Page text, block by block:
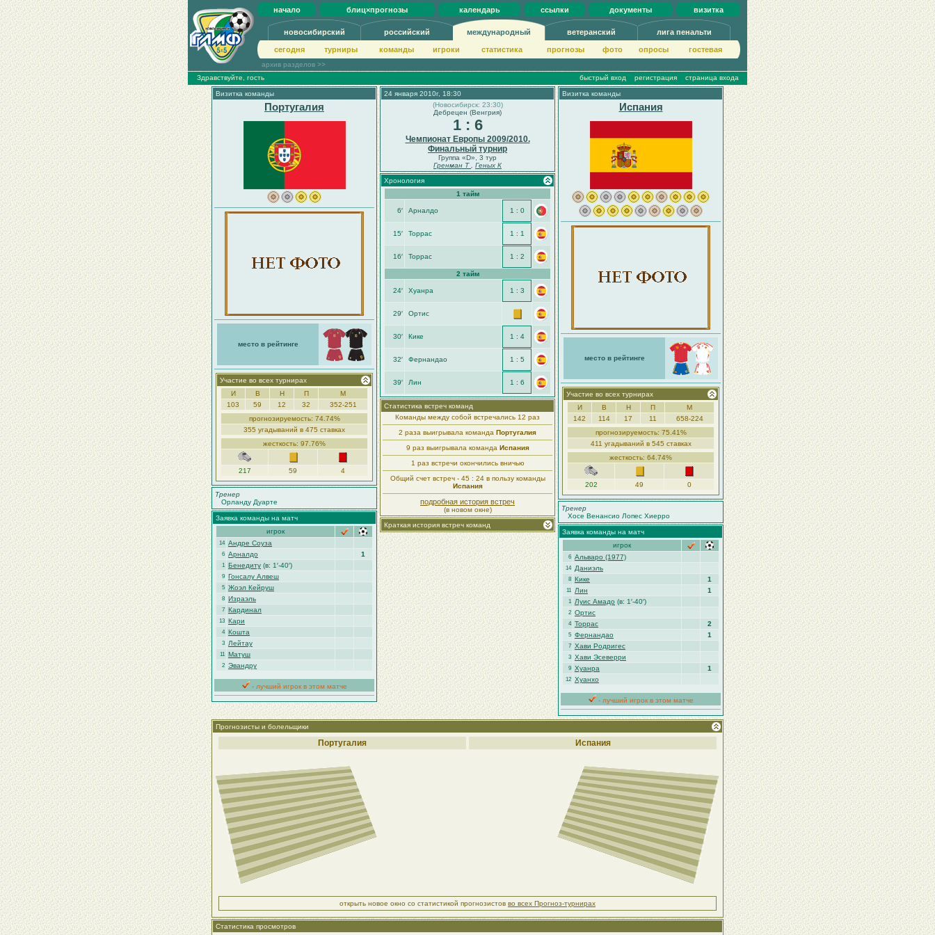
начало блиц×прогнозы календарь ссылки документы визитка
новосибирский российский международный ветеранский лига пенальти
сегодня турниры команды игроки статистика прогнозы фото опросы гoстeвая
архив разделов >>
Здравствуйте, гость
быстрый вход регистрация страница входа
Визитка команды
Португалия
место в рейтинге
Участие во всех турнирах
И
В Н П
М
103
59 12 32
352-251
прогнозируемость: 74.74%
355 угадываний в 475 ставках
жесткость: 97.76%
217 59 4
Тренер
Орланду Дуарте
Заявка команды на матч
игрок
14 Андре Соуза
6 Арналдо 1
1 Бенедиту (в: 1′-40′)
9 Гонсалу Алвеш
5 Жоэл Кейруш
8 Израэль
7 Кардинал
13 Кари
4 Кошта
3 Лейтау
11 Матуш
2 Эвандру
- лучший игрок в этом матче
24 января 2010г, 18:30
(Новосибирск: 23:30)
Дебрецен (Венгрия)
1 : 6
Чемпионат Европы 2009/2010.
Финальный турнир
Группа «D», 3 тур
Гренман Т
Геных К
Хронология
1 тайм
6′ Арналдо 1 : 0
15′ Торрас 1 : 1
16′ Торрас 1 : 2
2 тайм
24′ Хуанра 1 : 3
29′ Ортис
30′ Кике 1 : 4
32′ Фернандао 1 : 5
39′ Лин 1 : 6
Статистика встреч команд
Команды между собой встречались 12 раз
2 раза выигрывала команда Португалия
9 раз выигрывала команда Испания
1 раз встречи окончились вничью
Общий счет встреч - 45 : 24 в пользу команды
Испания
подробная история встреч
(в новом окне)
Краткая история встреч команд
Визитка команды
Испания
место в рейтинге
Участие во всех турнирах
И
В Н П
М
142
114 17 11
658-224
прогнозируемость: 75.41%
411 угадываний в 545 ставках
жесткость: 64.74%
202 49 0
Тренер
Хосе Венансио Лопес Хиерро
Заявка команды на матч
игрок
6 Альваро (1977)
14 Даниэль
8 Кике 1
11 Лин 1
1 Луис Амадо (в: 1′-40′)
2 Ортис
4 Торрас 2
5 Фернандао 1
7 Хави Родригес
3 Хави Эсеверри
9 Хуанра 1
12 Хуанхо
- лучший игрок в этом матче
Прогнозисты и болельщики
Португалия Испания
открыть новое окно со статистикой прогнозистов во всех Прогноз-турнирах
Статистика просмотров